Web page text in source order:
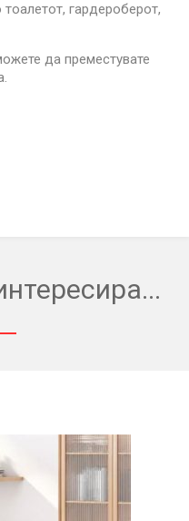
гардероберот,
да преместувате